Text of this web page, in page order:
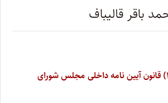
باقر قالیباف
قانون اصلاح ماده (۱) قانون آیین نامه داخلی مجلس شورای